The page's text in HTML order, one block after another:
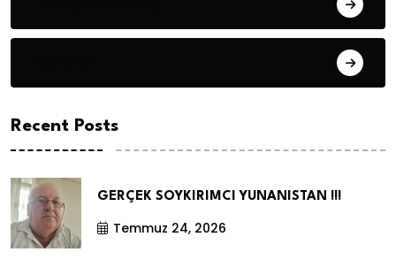
Recent Posts
GERÇEK SOYKIRIMCI YUNANISTAN !!!
Temmuz 24, 2026